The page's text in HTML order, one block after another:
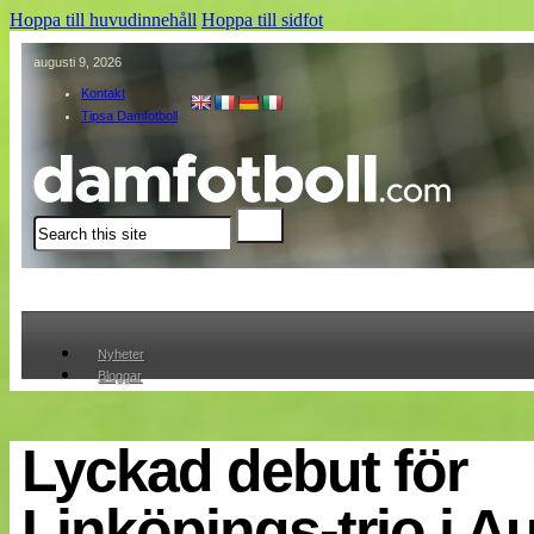
Hoppa till huvudinnehåll Hoppa till sidfot
augusti 9, 2026
Kontakt
Tipsa Damfotboll
Sök
Nyheter
Bloggar
Cuper
Medlemmar
Medlemsbilder
Om oss
Lyckad debut för